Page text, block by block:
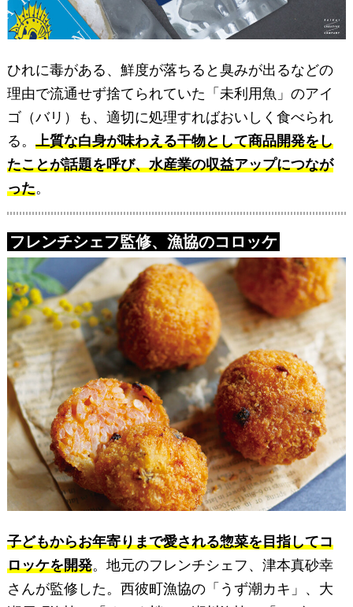
ひれに毒がある、鮮度が落ちると臭みが出るなどの
理由で流通せず捨てられていた「未利用魚」のアイ
ゴ（バリ）も、適切に処理すればおいしく食べられ
る。 上質な白身が味わえる干物として商品開発をし
たことが話題を呼び、水産業の収益アップにつなが
った。
フレンチシェフ監修、漁協のコロッケ
子どもからお年寄りまで愛される惣菜を目指してコ
ロッケを開発。地元のフレンチシェフ、津本真砂幸
さんが監修した。西彼町漁協の「うず潮カキ」、大